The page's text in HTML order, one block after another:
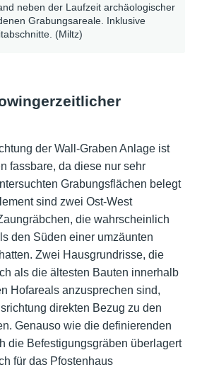
neben der Laufzeit archäologischer
Grabungsareale. Inklusive
(Miltz)
der Wall-Graben Anlage ist
fassbare, da diese nur sehr
Grabungsflächen belegt
sind zwei Ost-West
die wahrscheinlich
den Süden einer umzäunten
Zwei Hausgrundrisse, die
als die ältesten Bauten innerhalb
Hofareals anzusprechen sind,
direkten Bezug zu den
Genauso wie die definierenden
die Befestigungsgräben überlagert
für das Pfostenhaus